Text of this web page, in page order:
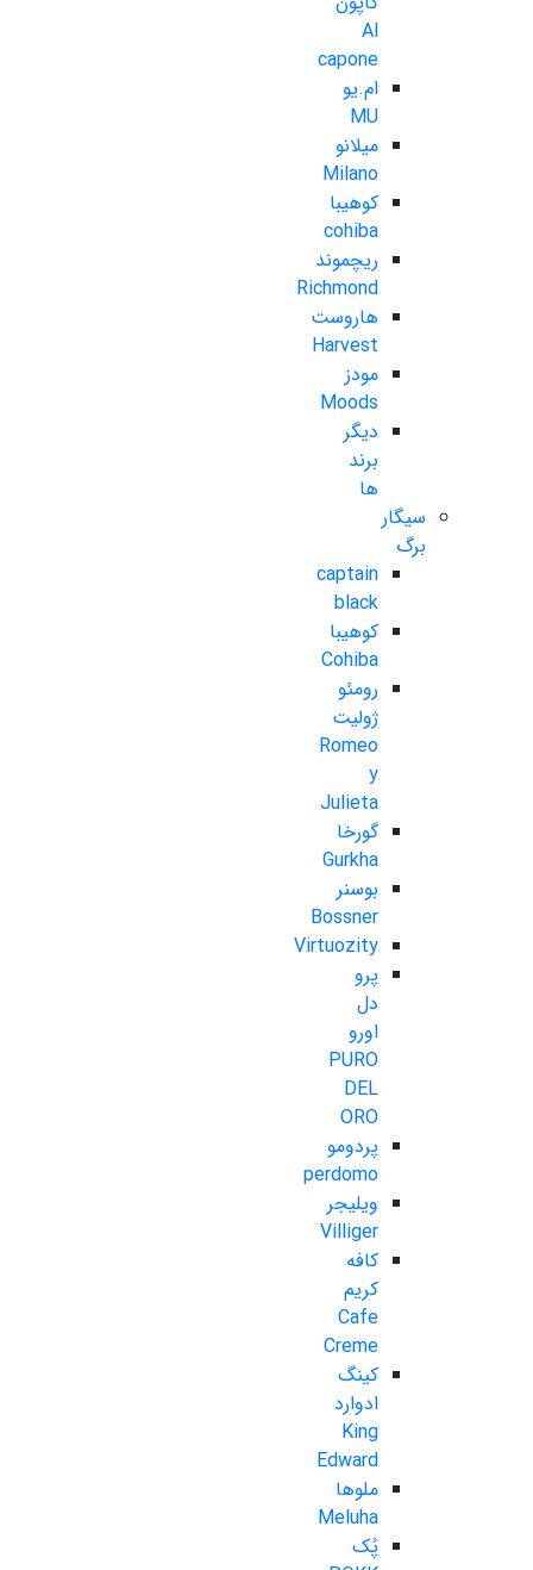
Al
capone
ام.یو
MU
میلانو
Milano
کوهیبا
cohiba
ریچموند
Richmond
هاروست
Harvest
مودز
Moods
دیگر
برند
ها
سیگار
برگ
captain
black
کوهیبا
Cohiba
رومئو
ژولیت
Romeo
y
Julieta
گورخا
Gurkha
بوسنر
Bossner
Virtuozity
پرو
دل
اورو
PURO
DEL
ORO
پردومو
perdomo
ویلیجر
Villiger
کافه
کریم
Cafe
Creme
کینگ
ادوارد
King
Edward
ملوها
Meluha
پُک